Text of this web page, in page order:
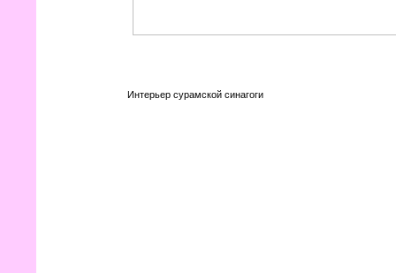
Интерьер сурамской синагоги